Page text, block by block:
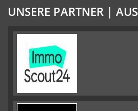
UNSERE PARTNER |